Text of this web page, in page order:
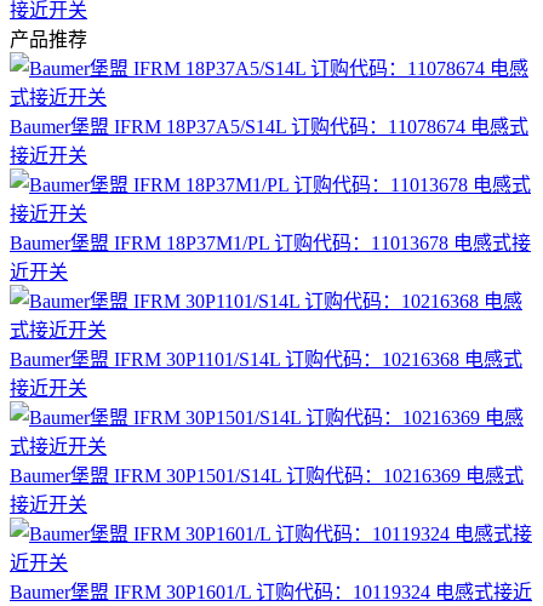
接近开关
产品推荐
Baumer堡盟 IFRM 18P37A5/S14L 订购代码：11078674 电感式
接近开关
Baumer堡盟 IFRM 18P37M1/PL 订购代码：11013678 电感式接
近开关
Baumer堡盟 IFRM 30P1101/S14L 订购代码：10216368 电感式
接近开关
Baumer堡盟 IFRM 30P1501/S14L 订购代码：10216369 电感式
接近开关
Baumer堡盟 IFRM 30P1601/L 订购代码：10119324 电感式接近